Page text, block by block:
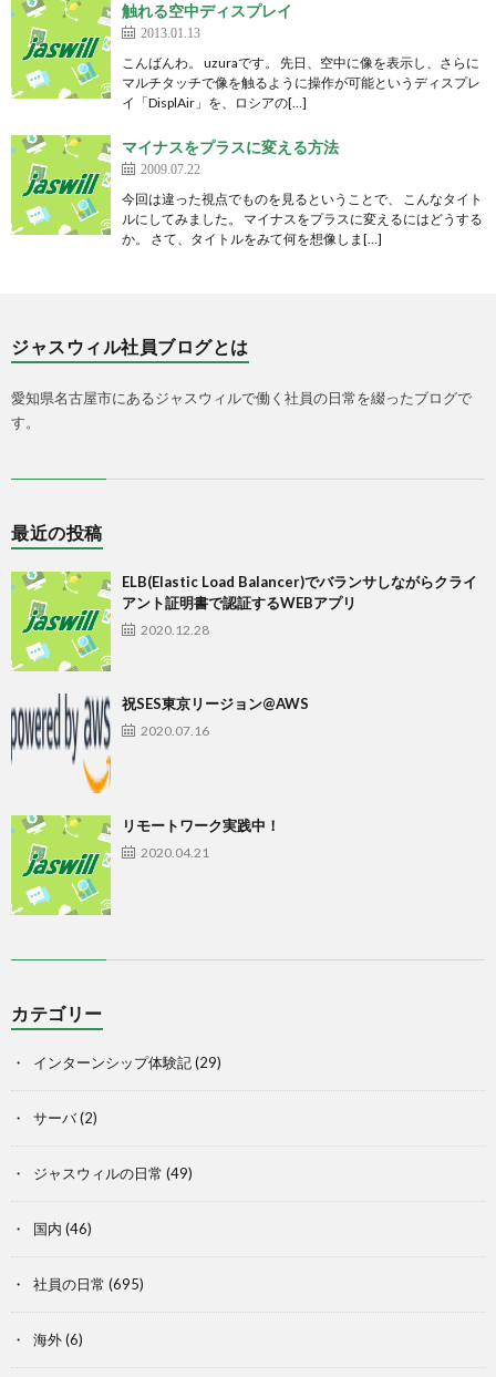
触れる空中ディスプレイ
2013.01.13
こんばんわ。 uzuraです。 先日、空中に像を表示し、さらに
マルチタッチで像を触るように操作が可能というディスプレ
イ「DisplAir」を、ロシアの[…]
マイナスをプラスに変える方法
2009.07.22
今回は違った視点でものを見るということで、 こんなタイト
ルにしてみました。 マイナスをプラスに変えるにはどうする
か。 さて、タイトルをみて何を想像しま[…]
ジャスウィル社員ブログとは
愛知県名古屋市にあるジャスウィルで働く社員の日常を綴ったブログで
す。
最近の投稿
ELB(Elastic Load Balancer)でバランサしながらクライ
アント証明書で認証するWEBアプリ
2020.12.28
祝SES東京リージョン@AWS
2020.07.16
リモートワーク実践中！
2020.04.21
カテゴリー
インターンシップ体験記(29)
サーバ(2)
ジャスウィルの日常 (49)
国内 (46)
社員の日常 (695)
海外(6)